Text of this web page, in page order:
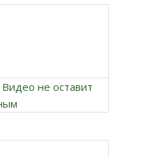
не оставит